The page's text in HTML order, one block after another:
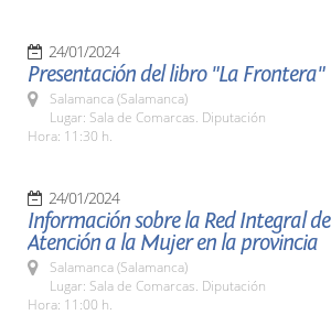
24/01/2024
Presentación del libro "La Frontera"
Salamanca (Salamanca)
Lugar: Sala de Comarcas. Diputación
Hora: 11:30 h.
24/01/2024
Información sobre la Red Integral de
Atención a la Mujer en la provincia
Salamanca (Salamanca)
Lugar: Sala de Comarcas. Diputación
Hora: 11:00 h.